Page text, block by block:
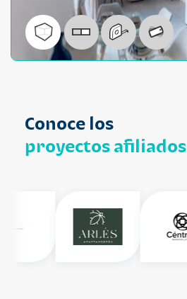
Conoce los
proyectos afiliados